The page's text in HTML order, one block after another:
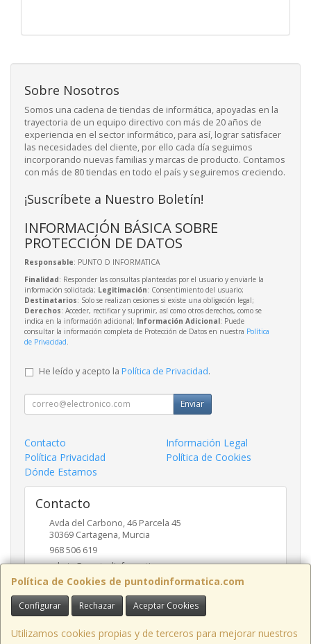
Política de Cookies de puntodinformatica.com
Configurar Rechazar Aceptar Cookies
Utilizamos cookies propias y de terceros para mejorar nuestros
Sobre Nosotros
Somos una cadena de tiendas de informática, apoyadas en la
trayectoria de un equipo directivo con más de 20 años de
experiencia en el sector informático, para así, lograr satisfacer
las necesidades del cliente, por ello cada día seguimos
incorporando nuevas familias y marcas de producto. Contamos
con más de 80 tiendas en todo el país y seguiremos creciendo.
¡Suscríbete a Nuestro Boletín!
INFORMACIÓN BÁSICA SOBRE
PROTECCIÓN DE DATOS
Responsable: PUNTO D INFORMATICA
Finalidad: Responder las consultas planteadas por el usuario y enviarle la
información solicitada; Legitimación: Consentimiento del usuario;
Destinatarios: Solo se realizan cesiones si existe una obligación legal;
Derechos: Acceder, rectificar y suprimir, así como otros derechos, como se
indica en la información adicional; Información Adicional: Puede
consultar la información completa de Protección de Datos en nuestra Política
de Privacidad
He leído y acepto la Política de Privacidad.
Enviar
Contacto
Información Legal
Política Privacidad
Política de Cookies
Dónde Estamos
Contacto
Avda del Carbono, 46 Parcela 45
30369 Cartagena, Murcia
968 506 619
admin@puntodinformatica.com
Horario
09:30h a 14:00h y de 16:30h a 20:00h